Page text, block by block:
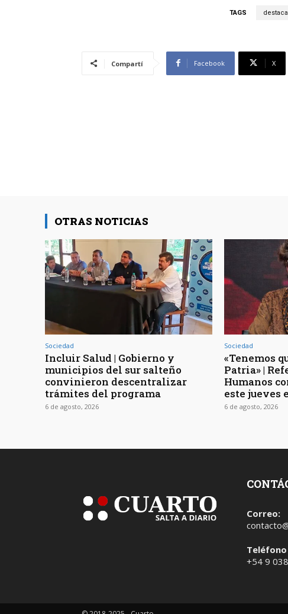
TAGS
Compartí Facebook X
OTRAS NOTICIAS
Sociedad
Incluir Salud | Gobierno y
municipios del sur salteño
convinieron descentralizar
trámites del programa
6 de agosto, 2026
Sociedad
«Tenemos
Patria» |
Humanos
este jueves
6 de agosto, 2026
Correo:
+54 9